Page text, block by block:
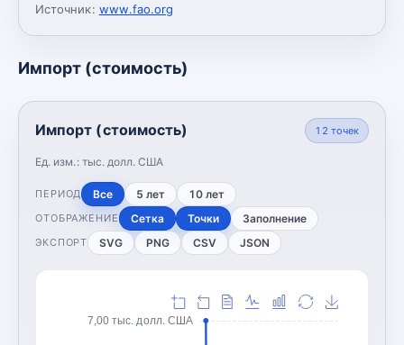
Источник: www.fao.org
Импорт (стоимость)
Импорт (стоимость)
Ед. изм.: тыс. долл. США
12 точек
ПЕРИОД Все 5 лет 10 лет
ОТОБРАЖЕНИЕ Сетка Точки Заполнение
ЭКСПОРТ SVG PNG CSV JSON
7,00 тыс. долл. США